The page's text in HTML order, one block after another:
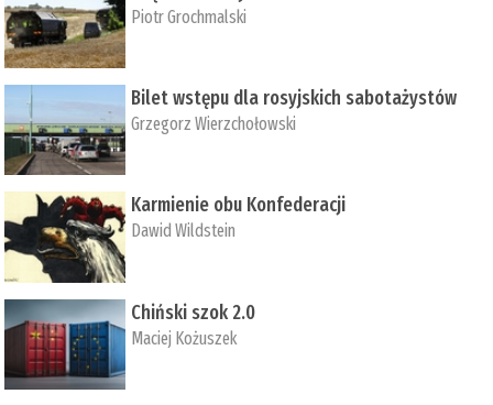
Piotr Grochmalski
Bilet wstępu dla rosyjskich sabotażystów
Grzegorz Wierzchołowski
Karmienie obu Konfederacji
Dawid Wildstein
Chiński szok 2.0
Maciej Kożuszek